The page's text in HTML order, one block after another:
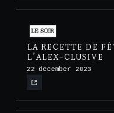
LA RECETTE DE
L’ALEX-CLUSIVE
22 december 2023